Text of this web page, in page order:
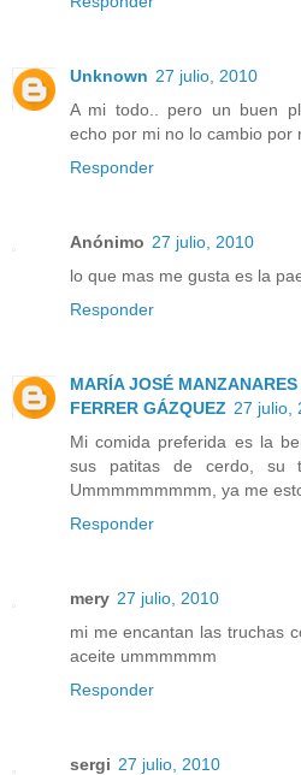
Unknown 27 julio, 2010
A mi todo.. pero un buen
echo por mi no lo cambio por
Responder
Anónimo 27 julio, 2010
lo que mas me gusta es la
Responder
MARÍA JOSÉ
FERRER GÁZQUEZ 27 julio,
Mi comida preferida es la
sus patitas de cerdo, su
Ummmmmmmmm, ya me
Responder
mery 27 julio, 2010
mi me encantan las truchas
aceite ummmmmm
Responder
sergi 27 julio, 2010